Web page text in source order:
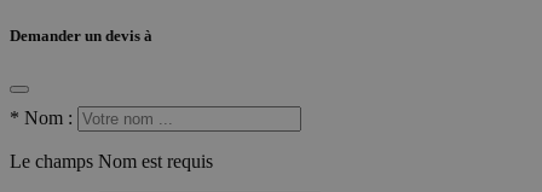
Demander un devis à
* Nom :
Le champs Nom est requis